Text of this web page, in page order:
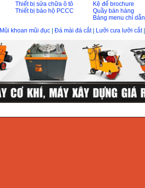
Thiết bị sửa chữa ô tô
Thiết bị bảo hộ PCCC
Kệ để brochure
Quầy bán hàng
Bảng menu chỉ dẫn
Mũi khoan mũi đục Đá mài đá cắt| Lưỡi cưa lưỡi cắt